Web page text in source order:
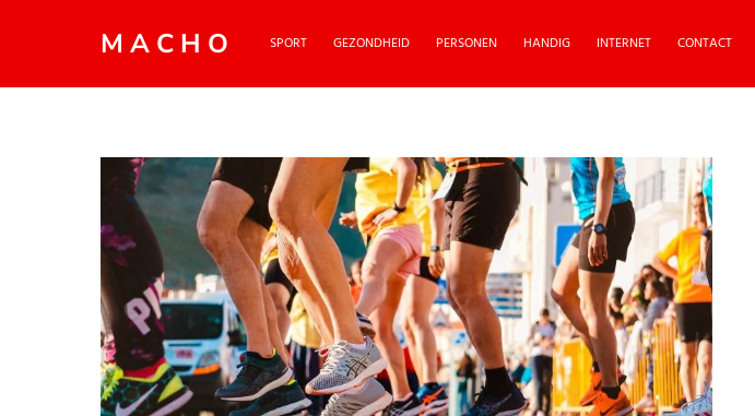
MACHO SPORT GEZONDHEID PERSONEN HANDIG INTERNET CONTACT